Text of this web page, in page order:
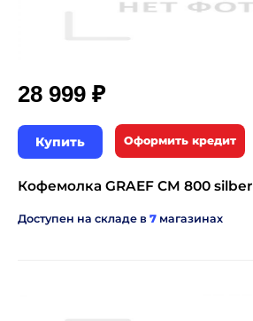
28 999 ₽
Купить Оформить кредит
Кофемолка GRAEF CM 800 silber
Доступен на складе в 7 магазинах